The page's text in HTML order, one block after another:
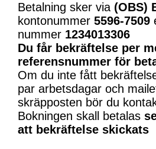
Betalning sker via (OBS)
kontonummer 5596-7509
nummer 1234013306
Du får bekräftelse per
referensnummer för
Om du inte fått
par arbetsdagar och
skräpposten bör du
Bokningen skall betalas
att bekräftelse skickats